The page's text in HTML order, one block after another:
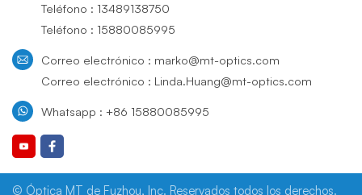
Teléfono : 13489138750
Teléfono : 15880085995
Correo electrónico : marko@mt-optics.com
Correo electrónico : Linda.Huang@mt-optics.com
Whatsapp : +86 15880085995
© Óptica MT de Fuzhou, Inc. Reservados todos los derechos.